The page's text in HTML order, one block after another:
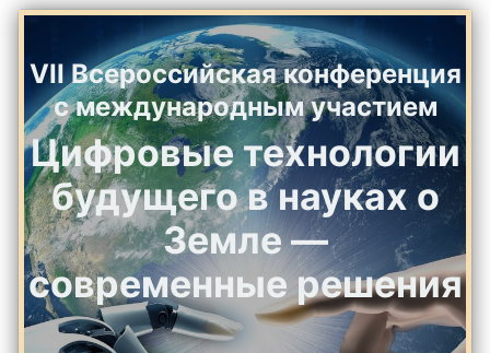
VII Всероссийская конференция
с международным участием
Цифровые технологии
будущего в науках о
Земле —
современные решения